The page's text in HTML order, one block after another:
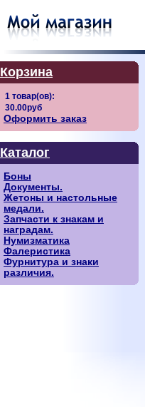
Корзина
Оформить заказ
Каталог
Боны
Документы.
Жетоны и настольные
медали.
Запчасти к знакам и
наградам.
Нумизматика
Фалеристика
Фурнитура и знаки
различия.